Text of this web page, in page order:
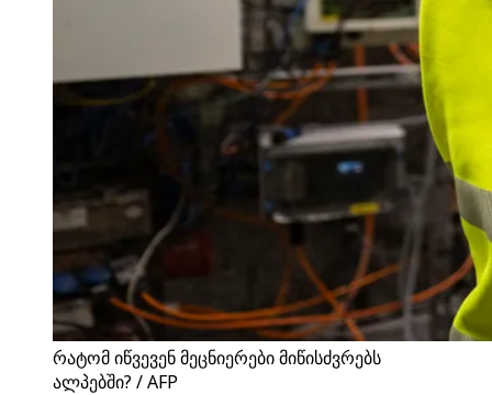
რატომ იწვევენ მეცნიერები მიწისძვრებს
ალპებში? / AFP